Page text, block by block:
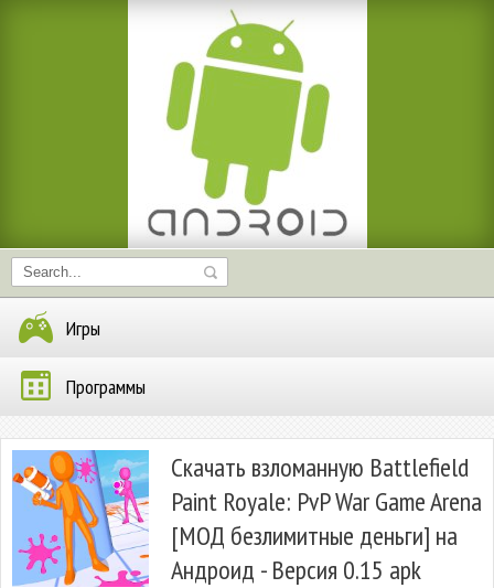
Игры
Программы
Скачать взломанную Battlefield
Paint Royale: PvP War Game Arena
[МОД безлимитные деньги] на
Андроид - Версия 0.15 apk